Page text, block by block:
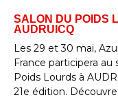
SALON DU POIDS
AUDRUICQ
Les 29 et 30 mai,
France participera au
Poids Lourds à
21e édition.